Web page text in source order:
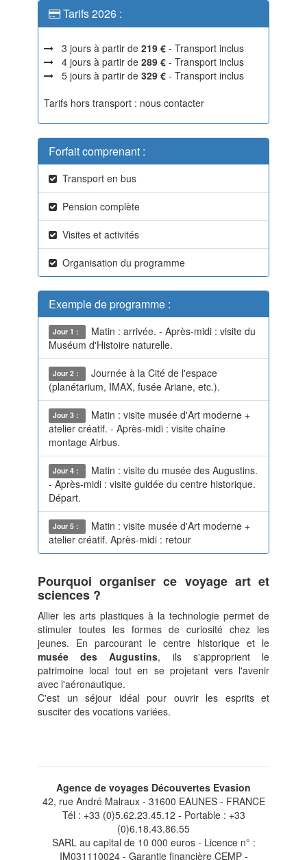
Tarifs 2026 :
3 jours à partir de 219 € - Transport inclus
4 jours à partir de 289 € - Transport inclus
5 jours à partir de 329 € - Transport inclus
Tarifs hors transport : nous contacter
Forfait comprenant :
Transport en bus
Pension complète
Visites et activités
Organisation du programme
Exemple de programme :
Jour 1 :
Matin : arrivée. - Après-midi : visite du
Muséum d'Histoire naturelle.
Jour 2 :
Journée à la Cité de l'espace
(planétarium, IMAX, fusée Ariane, etc.).
Jour 3 :
Matin : visite musée d'Art moderne +
atelier créatif. - Après-midi : visite chaîne
montage Airbus.
Jour 4 :
Matin : visite du musée des Augustins.
- Après-midi : visite guidée du centre historique.
Départ.
Jour 5 :
Matin : visite musée d'Art moderne +
atelier créatif. Après-midi : retour
Pourquoi organiser ce voyage art et
sciences ?
Allier les arts plastiques à la technologie permet de
stimuler toutes les formes de curiosité chez les
jeunes. En parcourant le centre historique et le
musée des Augustins, ils s'approprient le
patrimoine local tout en se projetant vers l'avenir
avec l'aéronautique.
C'est un séjour idéal pour ouvrir les esprits et
susciter des vocations variées.
Agence de voyages Découvertes Evasion
42, rue André Malraux - 31600 EAUNES - FRANCE
Tél : +33 (0)5.62.23.45.12 - Portable : +33
(0)6.18.43.86.55
SARL au capital de 10 000 euros - Licence n° :
IM031110024 - Garantie financière CEMP -